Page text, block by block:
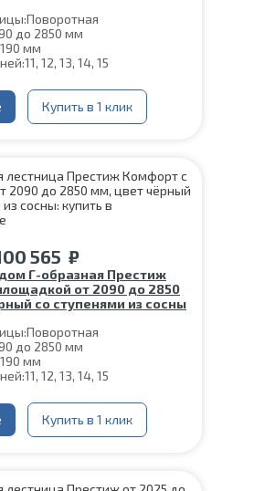
Поворотная
до 2850 мм
190 мм
11, 12, 13, 14, 15
300 мм
На монокосоуре
Сталь
39°
(на металлокаркас):25 лет
Купить в 1 клик
565 ₽
Г-образная Престиж
от 2090 до 2850
со ступенями из сосны
Поворотная
до 2850 мм
190 мм
11, 12, 13, 14, 15
300 мм
На монокосоуре
Сталь
Купить в 1 клик